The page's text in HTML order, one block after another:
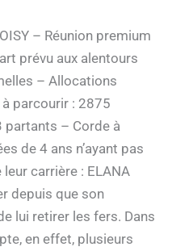
– Réunion premium
prévu aux alentours
– Allocations
parcourir : 2875
partants – Corde à
de 4 ans n’ayant pas
carrière : ELANA
depuis que son
lui retirer les fers. Dans
en effet, plusieurs